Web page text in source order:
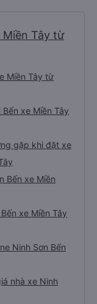
Tây từ
Miền Tây từ
Bến xe Miền Tây
gặp khi đặt xe
Bến xe Miền
xe Miền Tây
Ninh Sơn Bến
nhà xe Ninh